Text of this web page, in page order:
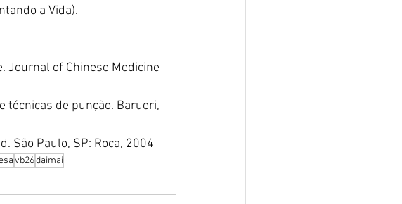
a Vida).
Journal of Chinese Medicine
técnicas de punção. Barueri,
São Paulo, SP: Roca, 2004
vb26daimai